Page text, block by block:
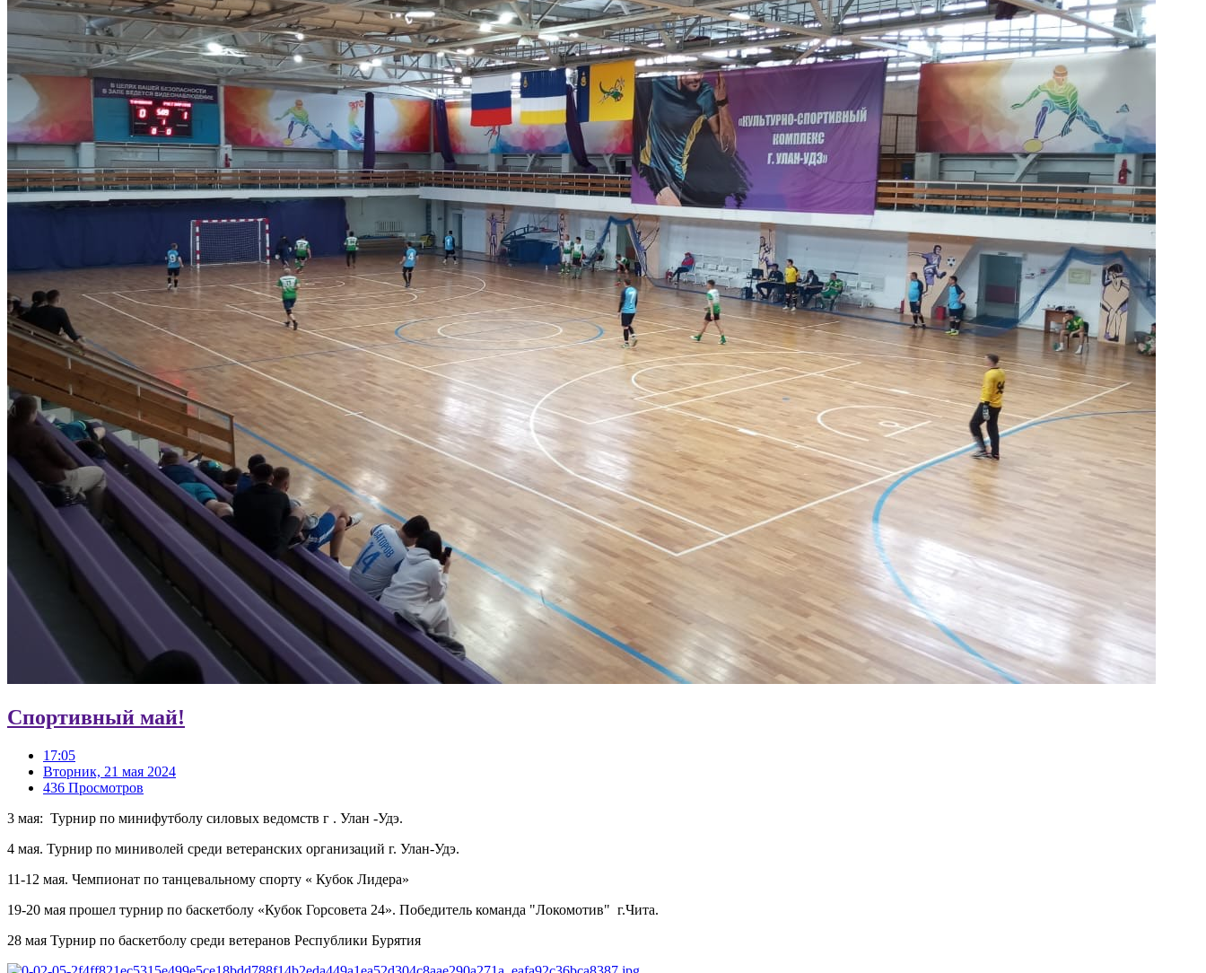
Спортивный май!
17:05
Вторник, 21 мая 2024
436 Просмотров
3 мая: Турнир по минифутболу силовых ведомств г . Улан -Удэ.
4 мая. Турнир по миниволей среди ветеранских организаций г. Улан-Удэ.
11-12 мая. Чемпионат по танцевальному спорту « Кубок Лидера»
19-20 мая прошел турнир по баскетболу «Кубок Горсовета 24». Победитель команда "Локомотив" г.Чита.
28 мая Турнир по баскетболу среди ветеранов Республики Бурятия